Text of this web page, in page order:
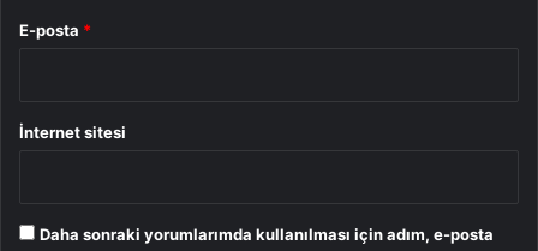
E-posta *
İnternet sitesi
Daha sonraki yorumlarımda kullanılması için adım, e-posta